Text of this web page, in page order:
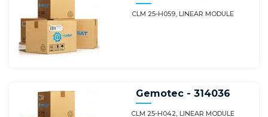
CLM 25-H059, LINEAR MODULE
Gemotec - 314036
CLM 25-H042, LINEAR MODULE